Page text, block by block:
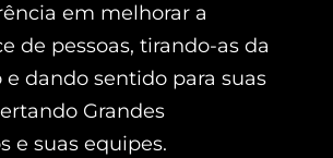
em melhorar a
de pessoas, tirando-as da
e dando sentido para suas
Grandes
e suas equipes.